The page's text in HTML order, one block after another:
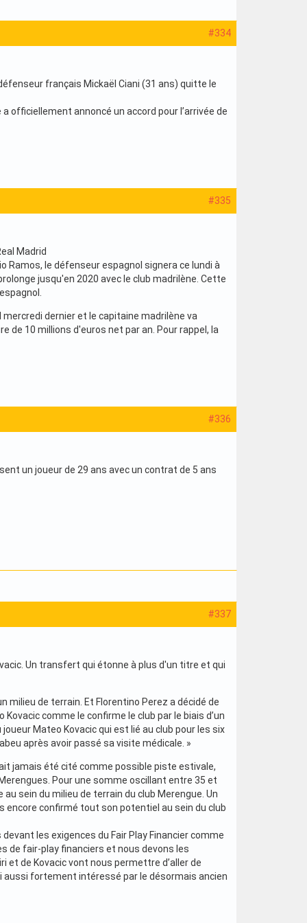
#334
français Mickaël Ciani (31 ans) quitte le
officiellement annoncé un accord pour l’arrivée de
#335
Madrid
le défenseur espagnol signera ce lundi à
jusqu'en 2020 avec le club madrilène. Cette
dernier et le capitaine madrilène va
de 10 millions d'euros net par an. Pour rappel, la
#336
un joueur de 29 ans avec un contrat de 5 ans
#337
Un transfert qui étonne à plus d'un titre et qui
milieu de terrain. Et Florentino Perez a décidé de
comme le confirme le club par le biais d’un
Mateo Kovacic qui est lié au club pour les six
après avoir passé sa visite médicale. »
jamais été cité comme possible piste estivale,
Pour une somme oscillant entre 35 et
sein du milieu de terrain du club Merengue. Un
encore confirmé tout son potentiel au sein du club
les exigences du Fair Play Financier comme
de fair-play financiers et nous devons les
et de Kovacic vont nous permettre d’aller de
aussi fortement intéressé par le désormais ancien